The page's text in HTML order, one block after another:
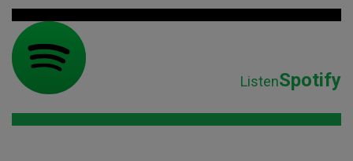
ListenSpotify